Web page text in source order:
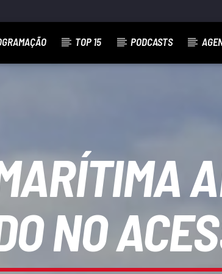
TOP 15 PODCASTS
NO